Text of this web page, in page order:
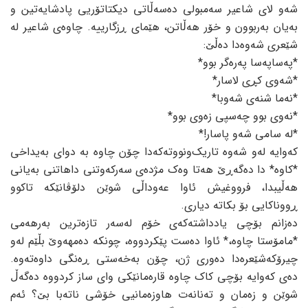
شەو لای شاعیر سەمبولی دەسەڵاتی دیکتاتۆریی پادشایەتین و
بەیان بەربوون و خۆر هەڵاتن، هێمای ڕزگارییە. چاوەی شاعیر لە
شێعری شەوەدا دەڵێ:
*پەساپەسا پەرەگر بوو*
*شەوی کڕی لاسار*
*نەما شنەی شەوبا*
*نەوی بوو چەسپی زەوی بوو*
*لە سامی شەو پاسار!*
کەوایە لەو شەوە تاریک‌ونووتەکەدا چۆن چاوە بە دوای بەیداخی
*کاوە* دا دەگەڕێ هەتا وەک مژدەی سەرکەوتنی داهاتنی بەیانی
هەڵیبدا، فرووغیش ئاوا عەوداڵی شوێن دلۆڤانێکە تاکوو
ڕووناکایی بۆ بکاتە دیاری.
دەزانم بۆچی یادداشتەکەی خۆم لەسەر تازەترین بەرهەمی
*مامۆستا چاوە،* ئاوا دەست پێکردووە، چونکە دەمهەوێ بڵێم لەو
چیرۆکەشێعرەدا دەوری ژن، چۆن بەخەستی ڕەنگی داوەتەوە.
دەی کەوایە بۆچی کاک چاوە قارەمانێکی وای ساز کردووە دەگەڵ
شوێن و زەمان و تەنانەت هاوزەمانیی خۆشی ناتەبا بێ؟ ئەم